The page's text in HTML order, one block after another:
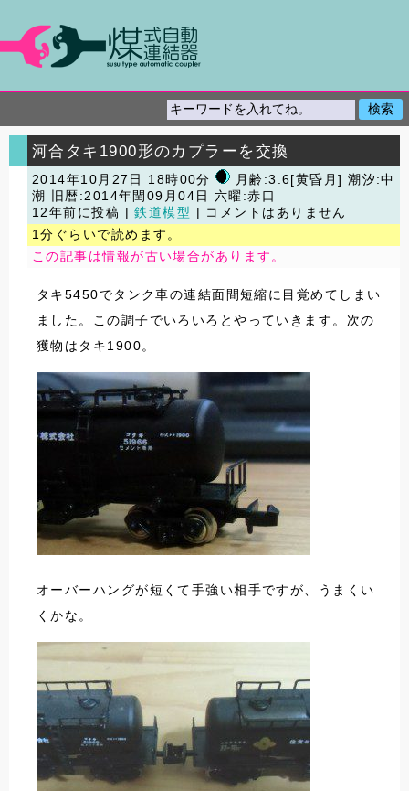
河合タキ1900形のカプラーを交換
2014年10月27日 18時00分
月齢:3.6[黄昏月] 潮汐:中
潮
旧暦:2014年閏09月04日 六曜:赤口
12年前に投稿 |鉄道模型
| コメントはありません
1分ぐらいで読めます。
この記事は情報が古い場合があります。
タキ5450でタンク車の連結面間短縮に目覚めてしまい
ました。この調子でいろいろとやっていきます。次の
獲物はタキ1900。
オーバーハングが短くて手強い相手ですが、うまくい
くかな。